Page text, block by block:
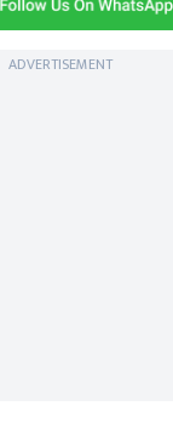
ADVERTISEMENT